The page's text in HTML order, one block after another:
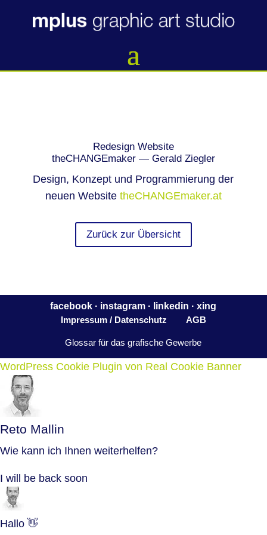
Rede­sign Web­site
theCH­AN­GE­ma­ker — Gerald Ziegler
Design, Kon­zept und Pro­gram­mie­rung der
neu­en Web­site theCHANGEmaker.at
Zurück zur Übersicht
facebook · instagram · linkedin ·xing
Impressum / Datenschutz AGB
Glossar für das grafische Gewerbe
WordPress Cookie Plugin von Real Cookie Banner
Reto Mallin
Wie kann ich Ihnen weiterhelfen?
I will be back soon
Hallo 👋